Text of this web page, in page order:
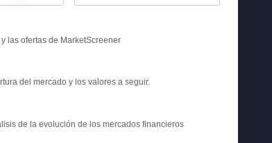
las ofertas de MarketScreener
del mercado y los valores a seguir.
de la evolución de los mercados financieros